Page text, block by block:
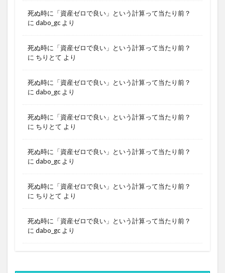
死ぬ時に「資産ゼロで良い」という計算って当たり前？
に dabo_gc より
死ぬ時に「資産ゼロで良い」という計算って当たり前？
に ちりとて より
死ぬ時に「資産ゼロで良い」という計算って当たり前？
に dabo_gc より
死ぬ時に「資産ゼロで良い」という計算って当たり前？
に ちりとて より
死ぬ時に「資産ゼロで良い」という計算って当たり前？
に dabo_gc より
死ぬ時に「資産ゼロで良い」という計算って当たり前？
に ちりとて より
死ぬ時に「資産ゼロで良い」という計算って当たり前？
に dabo_gc より